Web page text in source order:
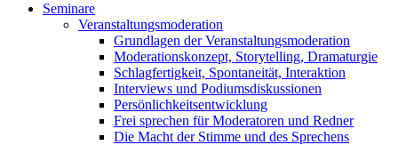
Seminare
Veranstaltungsmoderation
Grundlagen der Veranstaltungsmoderation
Moderationskonzept, Storytelling, Dramaturgie
Schlagfertigkeit, Spontaneität, Interaktion
Interviews und Podiumsdiskussionen
Persönlichkeitsentwicklung
Frei sprechen für Moderatoren und Redner
Die Macht der Stimme und des Sprechens